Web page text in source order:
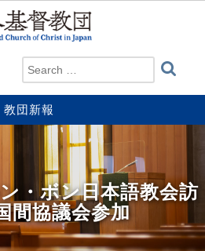
教団新報
ン・ボン日本語教会訪
間協議会参加